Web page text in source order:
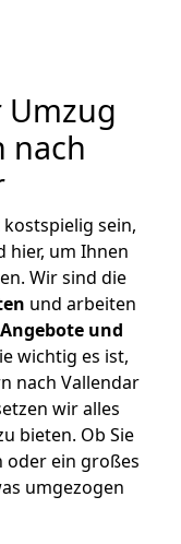
nach
sein,
hier, um Ihnen
Wir sind die
und arbeiten
und
wichtig es ist,
nach Vallendar
wir alles
bieten. Ob Sie
oder ein großes
umgezogen